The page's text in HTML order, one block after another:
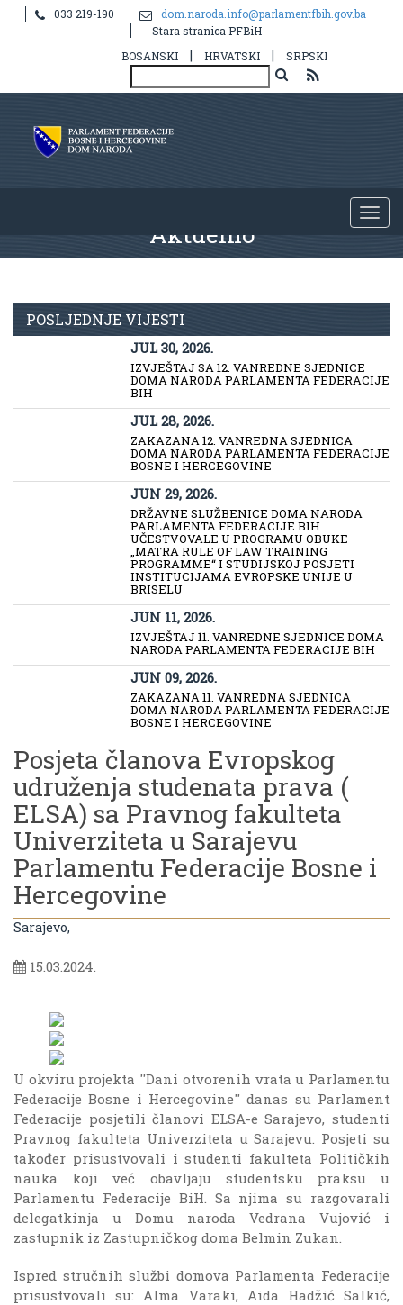
033 219-190
dom.naroda.info@parlamentfbih.gov.ba
Stara stranica PFBiH
BOSANSKI
| HRVATSKI | SRPSKI
Aktuelno
POSLJEDNJE VIJESTI
JUL 30, 2026.
IZVJEŠTAJ SA 12. VANREDNE SJEDNICE
DOMA NARODA PARLAMENTA FEDERACIJE
BIH
JUL 28, 2026.
ZAKAZANA 12. VANREDNA SJEDNICA
DOMA NARODA PARLAMENTA FEDERACIJE
BOSNE I HERCEGOVINE
JUN 29, 2026.
DRŽAVNE SLUŽBENICE DOMA NARODA
PARLAMENTA FEDERACIJE BIH
UČESTVOVALE U PROGRAMU OBUKE
„MATRA RULE OF LAW TRAINING
PROGRAMME“ I STUDIJSKOJ POSJETI
INSTITUCIJAMA EVROPSKE UNIJE U
BRISELU
JUN 11, 2026.
IZVJEŠTAJ 11. VANREDNE SJEDNICE DOMA
NARODA PARLAMENTA FEDERACIJE BIH
JUN 09, 2026.
ZAKAZANA 11. VANREDNA SJEDNICA
DOMA NARODA PARLAMENTA FEDERACIJE
BOSNE I HERCEGOVINE
Posjeta članova Evropskog
udruženja studenata prava (
ELSA) sa Pravnog fakulteta
Univerziteta u Sarajevu
Parlamentu Federacije Bosne i
Hercegovine
Sarajevo,
15.03.2024.
U okviru projekta ''Dani otvorenih vrata u Parlamentu
Federacije Bosne i Hercegovine'' danas su Parlament
Federacije posjetili članovi ELSA-e Sarajevo, studenti
Pravnog fakulteta Univerziteta u Sarajevu. Posjeti su
također prisustvovali i studenti fakulteta Političkih
nauka koji već obavljaju studentsku praksu u
Parlamentu Federacije BiH. Sa njima su razgovarali
delegatkinja u Domu naroda Vedrana Vujović i
zastupnik iz Zastupničkog doma Belmin Zukan.
Ispred stručnih službi domova Parlamenta Federacije
prisustvovali su: Alma Varaki, Aida Hadžić Salkić,